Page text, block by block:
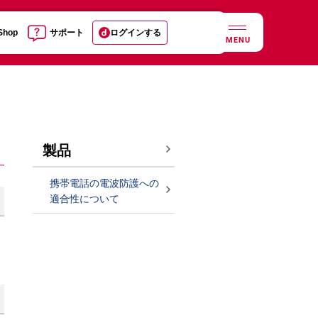
サポート ログインする
MENU
製品
携帯電話の電波防護への
適合性について